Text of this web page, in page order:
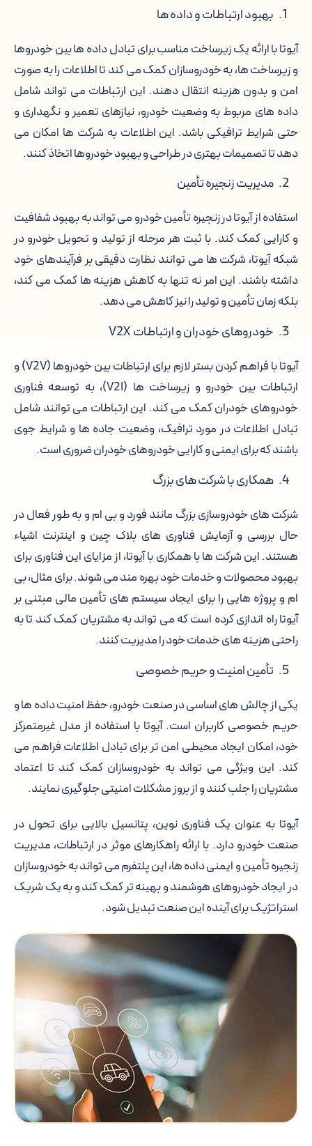
بهبود ارتباطات و داده ها
آیوتا با ارائه یک زیرساخت مناسب برای تبادل داده ها بین خودروها
و زیرساخت ها، به خودروسازان کمک می کند تا اطلاعات را به صورت
امن و بدون هزینه انتقال دهند. این ارتباطات می تواند شامل
داده های مربوط به وضعیت خودرو، نیازهای تعمیر و نگهداری و
حتی شرایط ترافیکی باشد. این اطلاعات به شرکت ها امکان می
دهد تا تصمیمات بهتری در طراحی و بهبود خودروها اتخاذ کنند.
مدیریت زنجیره تأمین
استفاده از آیوتا در زنجیره تأمین خودرو می تواند به بهبود شفافیت
و کارایی کمک کند. با ثبت هر مرحله از تولید و تحویل خودرو در
شبکه آیوتا، شرکت ها می توانند نظارت دقیقی بر فرآیندهای خود
داشته باشند. این امر نه تنها به کاهش هزینه ها کمک می کند،
بلکه زمان تأمین و تولید را نیز کاهش می دهد.
خودروهای خودران و ارتباطات V2X
آیوتا با فراهم کردن بستر لازم برای ارتباطات بین خودروها (V2V) و
ارتباطات بین خودرو و زیرساخت ها (V2I)، به توسعه فناوری
خودروهای خودران کمک می کند. این ارتباطات می توانند شامل
تبادل اطلاعات در مورد ترافیک، وضعیت جاده ها و شرایط جوی
باشند که برای ایمنی و کارایی خودروهای خودران ضروری است.
همکاری با شرکت های بزرگ
شرکت های خودروسازی بزرگ مانند فورد و بی ام و به طور فعال در
حال بررسی و آزمایش فناوری های بلاک چین و اینترنت اشیاء
هستند. این شرکت ها با همکاری با آیوتا، از مزایای این فناوری برای
بهبود محصولات و خدمات خود بهره مند می شوند. برای مثال، بی
ام و پروژه هایی را برای ایجاد سیستم های تأمین مالی مبتنی بر
آیوتا راه اندازی کرده است که می تواند به مشتریان کمک کند تا به
راحتی هزینه های خدمات خود را مدیریت کنند.
تأمین امنیت و حریم خصوصی
یکی از چالش های اساسی در صنعت خودرو، حفظ امنیت داده ها و
حریم خصوصی کاربران است. آیوتا با استفاده از مدل غیرمتمرکز
خود، امکان ایجاد محیطی امن تر برای تبادل اطلاعات فراهم می
کند. این ویژگی می تواند به خودروسازان کمک کند تا اعتماد
مشتریان را جلب کنند و از بروز مشکلات امنیتی جلوگیری نمایند.
آیوتا به عنوان یک فناوری نوین، پتانسیل بالایی برای تحول در
صنعت خودرو دارد. با ارائه راهکارهای موثر در ارتباطات، مدیریت
زنجیره تأمین و ایمنی داده ها، این پلتفرم می تواند به خودروسازان
در ایجاد خودروهای هوشمند و بهینه تر کمک کند و به یک شریک
استراتژیک برای آینده این صنعت تبدیل شود.